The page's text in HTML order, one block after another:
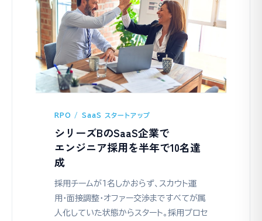
RPO / SaaS スタートアップ
シリーズBのSaaS企業で
エンジニア採用を半年で10名達
成
採用チームが1名しかおらず、スカウト運
用・面接調整・オファー交渉まですべてが属
人化していた状態からスタート。採用プロセ